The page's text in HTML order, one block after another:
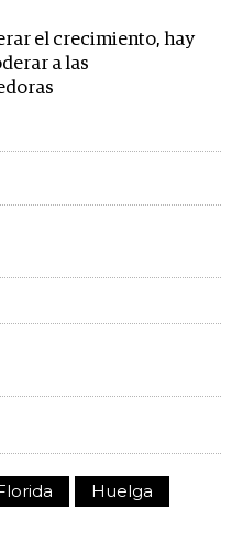
el crecimiento, hay
a las
Huelga